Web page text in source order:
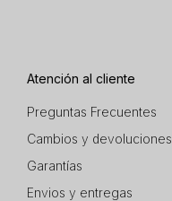
Atención al cliente
Preguntas Frecuentes
Cambios y devoluciones
Garantías
Envios y entregas